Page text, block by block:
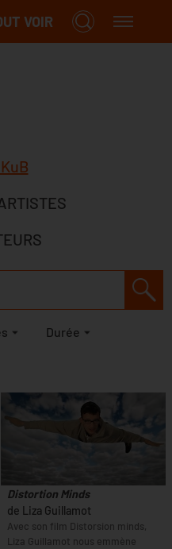
VOIR
Durée
Distortion Minds
de Liza Guillamot
Avec son film Distorsion minds,
Liza Guillamot nous emmène